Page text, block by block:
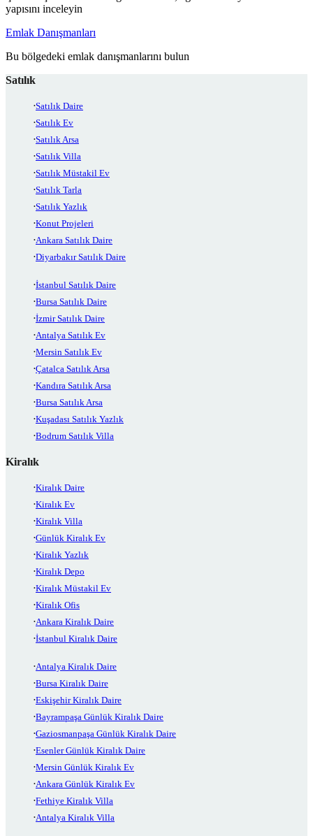
yapısını inceleyin
Emlak Danışmanları
Bu bölgedeki emlak danışmanlarını bulun
Satılık
Satılık Daire
Satılık Ev
Satılık Arsa
Satılık Villa
Satılık Müstakil Ev
Satılık Tarla
Satılık Yazlık
Konut Projeleri
Ankara Satılık Daire
Diyarbakır Satılık Daire
İstanbul Satılık Daire
Bursa Satılık Daire
İzmir Satılık Daire
Antalya Satılık Ev
Mersin Satılık Ev
Çatalca Satılık Arsa
Kandıra Satılık Arsa
Bursa Satılık Arsa
Kuşadası Satılık Yazlık
Bodrum Satılık Villa
Kiralık
Kiralık Daire
Kiralık Ev
Kiralık Villa
Günlük Kiralık Ev
Kiralık Yazlık
Kiralık Depo
Kiralık Müstakil Ev
Kiralık Ofis
Ankara Kiralık Daire
İstanbul Kiralık Daire
Antalya Kiralık Daire
Bursa Kiralık Daire
Eskişehir Kiralık Daire
Bayrampaşa Günlük Kiralık Daire
Gaziosmanpaşa Günlük Kiralık Daire
Esenler Günlük Kiralık Daire
Mersin Günlük Kiralık Ev
Ankara Günlük Kiralık Ev
Fethiye Kiralık Villa
Antalya Kiralık Villa